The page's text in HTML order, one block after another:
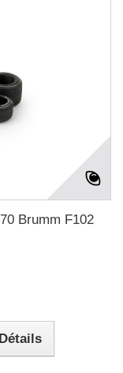
Brumm F102
Détails